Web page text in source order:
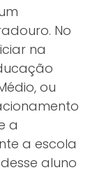
No
na
ou
a
a escola
aluno